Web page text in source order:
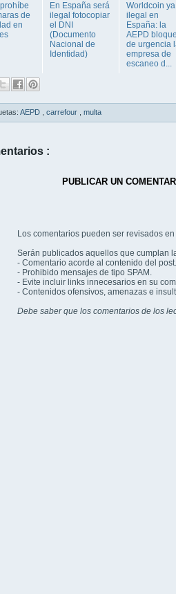
de
en
En España será
ilegal fotocopiar
el DNI
(Documento
Nacional de
Identidad)
Worldcoin
ilegal en
España: la
AEPD
de urgencia
empresa de
escaneo d...
AEPD carrefour multa
:
PUBLICAR UN
Los comentarios pueden ser revisados
Serán publicados aquellos que cumplan
- Comentario acorde al contenido del post.
- Prohibido mensajes de tipo SPAM.
- Evite incluir links innecesarios en su
- Contenidos ofensivos, amenazas e
Debe saber que los comentarios de los